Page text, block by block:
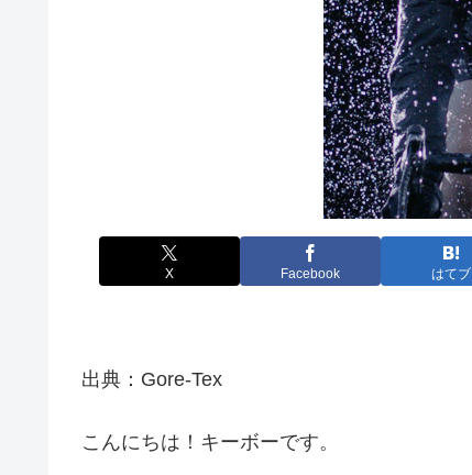
X Facebook はてブ
出典：Gore-Tex
こんにちは！キーボーです。